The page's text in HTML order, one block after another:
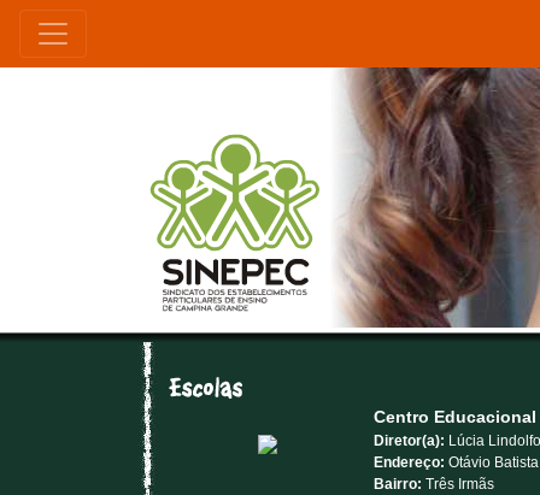
Centro Educacional
Diretor(a): Lúcia
Endereço: Otávio
Bairro: Três Irmãs